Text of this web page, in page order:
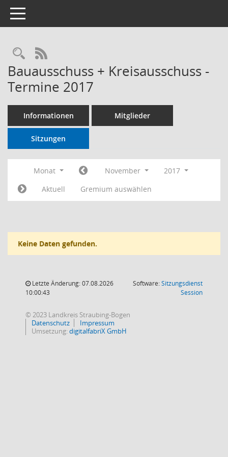
Toggle navigation
RSS-Feed
Bauausschuss + Kreisausschuss -
Termine 2017
Informationen Mitglieder
Sitzungen
Monat November
2017
Aktuell
Gremium auswählen
Keine Daten gefunden.
Letzte Änderung: 07.08.2026
10:00:43
Software:Sitzungsdienst
Session(Wird in
© 2023 Landkreis Straubing-Bogen
Datenschutz
Impressum
Umsetzung:digitalfabriX GmbH